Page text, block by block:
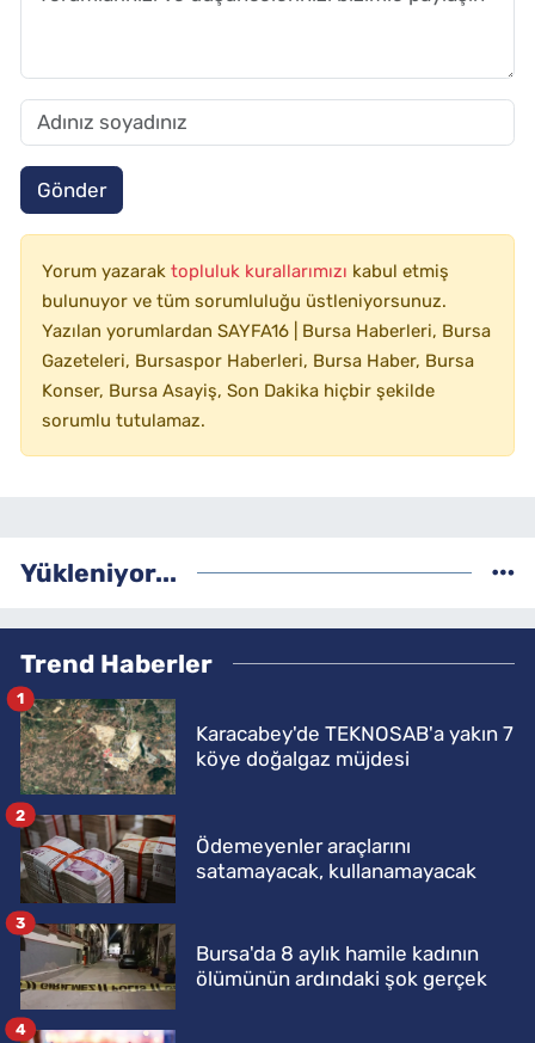
Gönder
Yorum yazarak topluluk kurallarımızı kabul etmiş
bulunuyor ve tüm sorumluluğu üstleniyorsunuz.
Yazılan yorumlardan SAYFA16 | Bursa Haberleri, Bursa
Gazeteleri, Bursaspor Haberleri, Bursa Haber, Bursa
Konser, Bursa Asayiş, Son Dakika hiçbir şekilde
sorumlu tutulamaz.
Yükleniyor...
Trend Haberler
Karacabey'de TEKNOSAB'a yakın 7
köye doğalgaz müjdesi
1
Ödemeyenler araçlarını
satamayacak, kullanamayacak
2
Bursa'da 8 aylık hamile kadının
ölümünün ardındaki şok gerçek
3
4